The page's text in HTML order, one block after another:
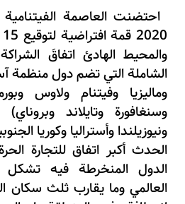
والمحيط الهادئ اتفاقَ
الشاملة التي تضم دول منظمة
وماليزيا وفيتنام ولاوس
وسنغافورة وتايلاند وبروناي)
ونيوزيلندا وأستراليا وكوريا
الحدث أكبر اتفاق للتجارة
الدول المنخرطة فيه تشكل
العالمي وما يقارب ثلث سكان